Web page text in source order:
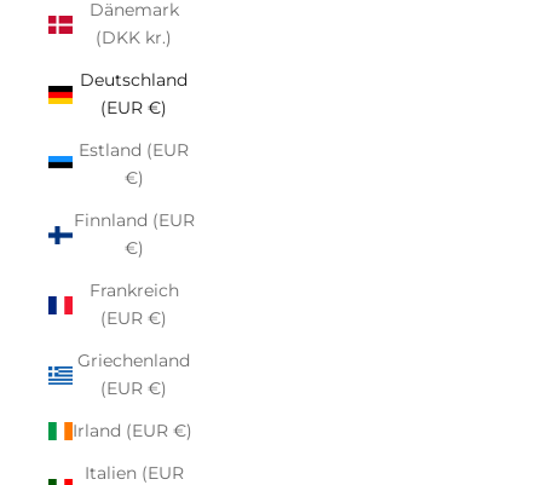
Dänemark
(DKK kr.)
Deutschland
(EUR €)
Estland (EUR
€)
Finnland (EUR
€)
Frankreich
(EUR €)
Griechenland
(EUR €)
Irland (EUR €)
Italien (EUR